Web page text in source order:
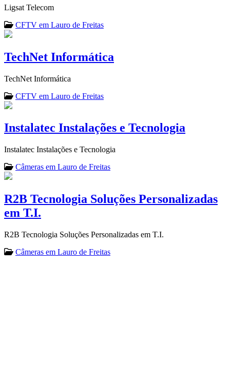
Ligsat Telecom
CFTV em Lauro de Freitas
TechNet Informática
TechNet Informática
CFTV em Lauro de Freitas
Instalatec Instalações e Tecnologia
Instalatec Instalações e Tecnologia
Câmeras em Lauro de Freitas
R2B Tecnologia Soluções Personalizadas
em T.I.
R2B Tecnologia Soluções Personalizadas em T.I.
Câmeras em Lauro de Freitas